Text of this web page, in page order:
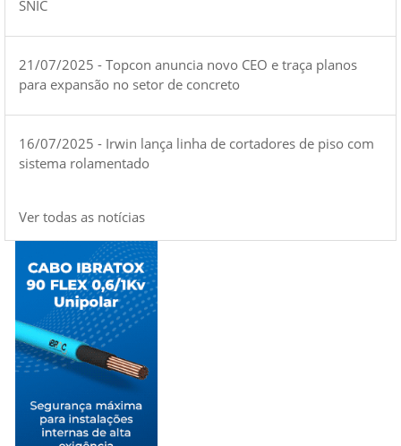
SNIC
21/07/2025 - Topcon anuncia novo CEO e traça planos
para expansão no setor de concreto
16/07/2025 - Irwin lança linha de cortadores de piso com
sistema rolamentado
Ver todas as notícias